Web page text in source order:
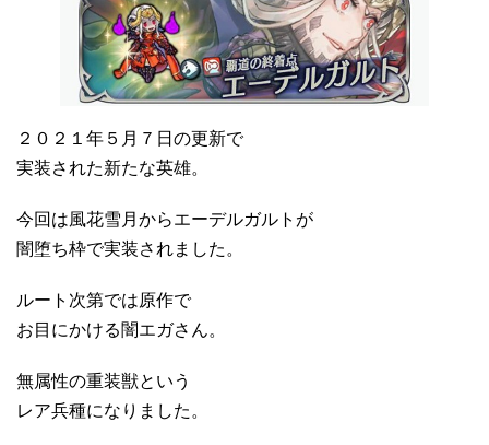
２０２１年５月７日の更新で
実装された新たな英雄。
今回は風花雪月からエーデルガルトが
闇堕ち枠で実装されました。
ルート次第では原作で
お目にかける闇エガさん。
無属性の重装獣という
レア兵種になりました。